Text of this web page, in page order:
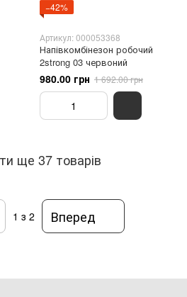
−42%
Артикул: 000053368
Напівкомбінезон робочий
2strong 03 червоний
980.00 грн 1 692.00 грн
ще 37 товарів
1 з 2 Вперед